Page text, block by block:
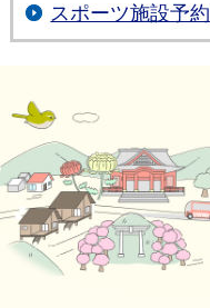
スポーツ施設予約